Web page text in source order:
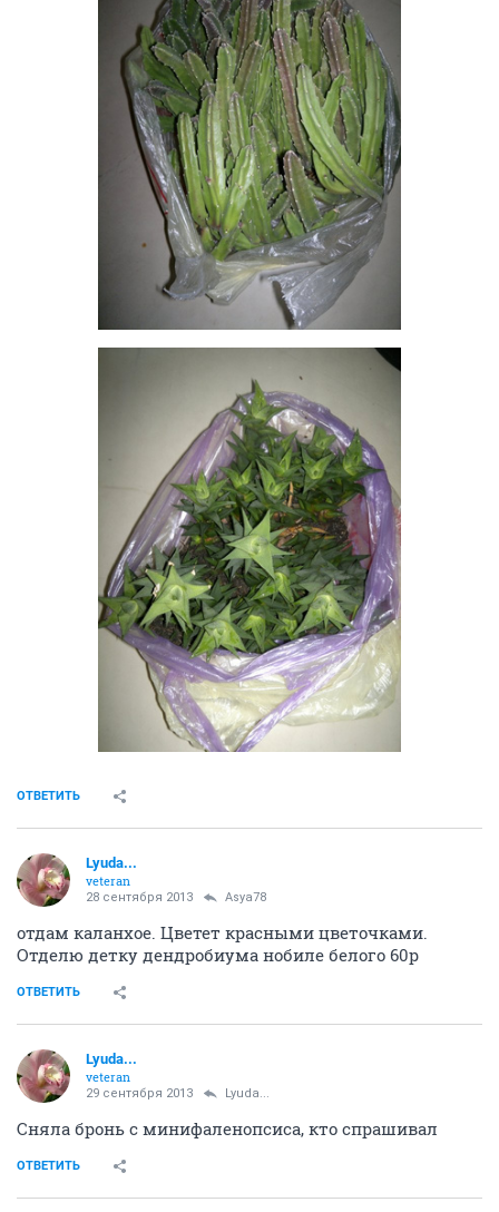
ОТВЕТИТЬ
Lyuda...
veteran
28 сентября 2013 Asya78
отдам каланхое. Цветет красными цветочками.
Отделю детку дендробиума нобиле белого 60р
ОТВЕТИТЬ
Lyuda...
veteran
29 сентября 2013 Lyuda...
Сняла бронь с минифаленопсиса, кто спрашивал
ОТВЕТИТЬ